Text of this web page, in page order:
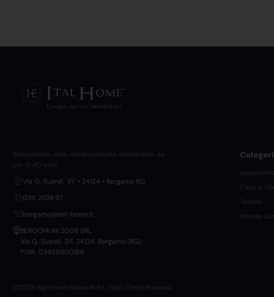
Specializzati nella compravendita immobiliare da
più di 40 anni.
Via G. Suardi, 7/F • 24124 • Bergamo BG
035 21.08.97
bergamo@ital-home.it
BERGOMUM 2008 SRL
Via G. Suardi, 7/F, 24124, Bergamo (BG)
P.IVA: 03469300168
Case e
Terreni
Attività
©2026 Ital Home Network Srl. Tutti i Diritti Riservati.